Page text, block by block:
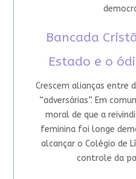
Bancada
Estado e o
Crescem alianças entre
“adversárias”. Em
moral de que a
feminina foi longe
alcançar o Colégio de
controle da